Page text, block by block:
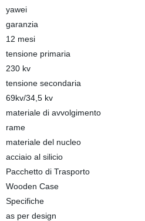
yawei
garanzia
12 mesi
tensione primaria
230 kv
tensione secondaria
69kv/34,5 kv
materiale di avvolgimento
rame
materiale del nucleo
acciaio al silicio
Pacchetto di Trasporto
Wooden Case
Specifiche
as per design